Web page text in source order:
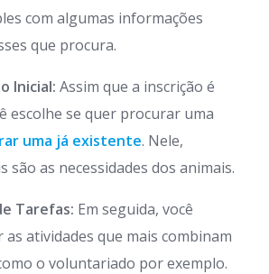
com algumas informações
que procura.
Inicial: Assim que a inscrição é
escolhe se quer procurar uma
uma já existente. Nele,
são as necessidades dos animais.
Tarefas: Em seguida, você
atividades que mais combinam
o voluntariado por exemplo.